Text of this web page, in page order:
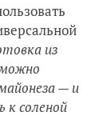
из
— и
соленой